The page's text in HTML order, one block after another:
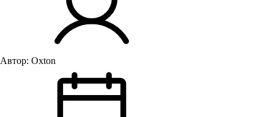
Автор: Oxton